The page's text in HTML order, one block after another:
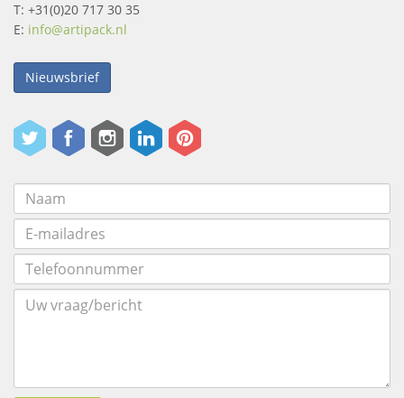
T: +31(0)20 717 30 35
E: info@artipack.nl
Nieuwsbrief